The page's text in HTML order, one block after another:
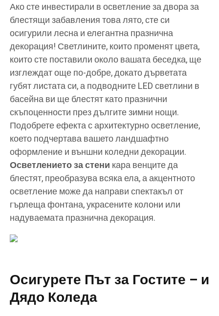
Ако сте инвестирали в осветление за двора за
блестящи забавления това лято, сте си
осигурили лесна и елегантна празнична
декорация! Светлините, които променят цвета,
които сте поставили около вашата беседка, ще
изглеждат още по-добре, докато дърветата
губят листата си, а подводните LED светлини в
басейна ви ще блестят като празнични
скъпоценности през дългите зимни нощи.
Подобрете ефекта с архитектурно осветление,
което подчертава вашето ландшафтно
оформление и външни коледни декорации.
Осветлението за стени кара венците да
блестят, преобразува всяка ела, а акцентното
осветление може да направи спектакъл от
гърлеща фонтана, украсените колони или
надуваемата празнична декорация.
Осигурете Път за Гостите – и
Дядо Коледа